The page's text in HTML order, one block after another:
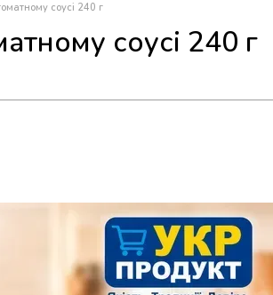
соусі 240 г
соусі 240 г